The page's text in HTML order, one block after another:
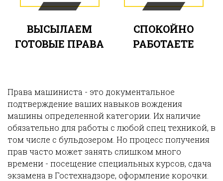
ВЫСЫЛАЕМ
ГОТОВЫЕ ПРАВА
СПОКОЙНО
РАБОТАЕТЕ
Права машиниста - это документальное
подтверждение ваших навыков вождения
машины определенной категории. Их наличие
обязательно для работы с любой спец техникой, в
том числе с бульдозером. Но процесс получения
прав часто может занять слишком много
времени - посещение специальных курсов, сдача
экзамена в Гостехнадзоре, оформление корочки.